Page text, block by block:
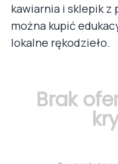
kawiarnia i sklepik z
można kupić
lokalne rękodzieło.
Brak